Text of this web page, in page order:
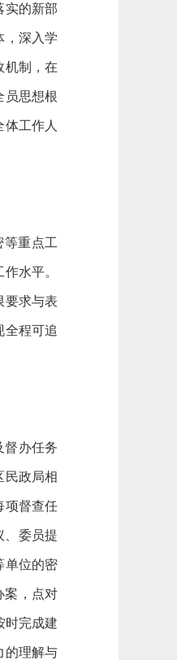
实的新部
，深入学
机制，在
员思想根
工作人
重点工
水平。
要求与表
全程可追
督办任务
民政局相
项督查任
、委员提
单位的密
案，点对
时完成建
的理解与